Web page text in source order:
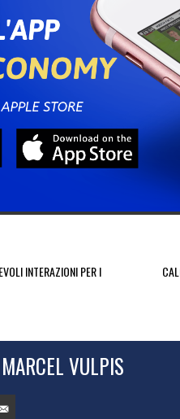
INTERAZIONI PER I
MARCEL VULPIS